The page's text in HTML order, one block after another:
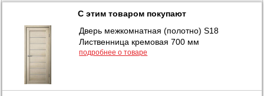
С этим товаром покупают
Дверь межкомнатная (полотно) S18
Лиственница кремовая 700 мм
подробнее о товаре